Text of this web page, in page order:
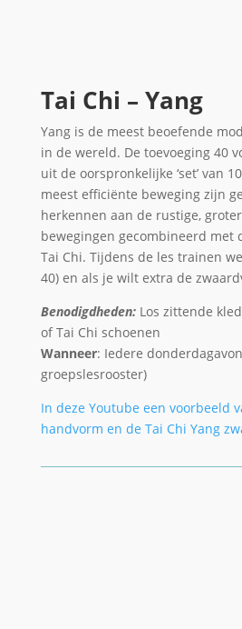
Tai Chi – Yang
Yang is de meest beoefende
in de wereld. De toevoeging 40
uit de oorspronkelijke ‘set’ van
meest efficiënte beweging zijn
herkennen aan de rustige,
bewegingen gecombineerd met
Tai Chi. Tijdens de les trainen
40) en als je wilt extra de
Benodigdheden: Los zittende
of Tai Chi schoenen
Wanneer: Iedere
groepslesrooster)
In deze Youtube een voorbeeld
handvorm en de Tai Chi Yang